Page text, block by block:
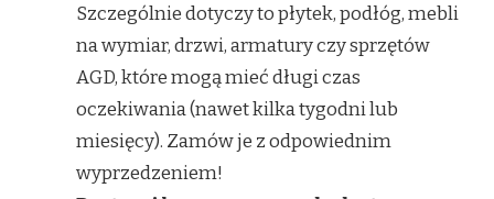
Szczególnie dotyczy to płytek, podłóg, mebli
na wymiar, drzwi, armatury czy sprzętów
AGD, które mogą mieć długi czas
oczekiwania (nawet kilka tygodni lub
miesięcy). Zamów je z odpowiednim
wyprzedzeniem!